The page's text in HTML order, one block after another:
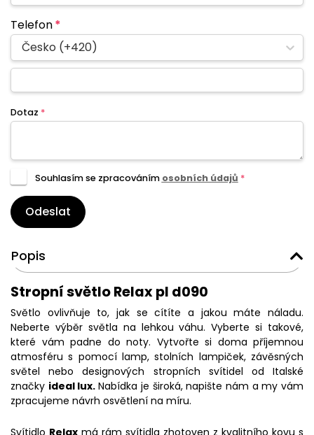
Telefon*
Česko (+420)
Dotaz *
Souhlasím se zpracováním osobních údajů *
Odeslat
Popis
Stropní světlo Relax pl d090
Světlo ovlivňuje to, jak se cítíte a jakou máte náladu.
Neberte výběr světla na lehkou váhu. Vyberte si takové,
které vám padne do noty. Vytvořte si doma příjemnou
atmosféru s pomocí lamp, stolních lampiček, závěsných
světel nebo designových stropních svítidel od Italské
značky ideal lux.Nabídka je široká, napište nám a my vám
zpracujeme návrh osvětlení na míru.